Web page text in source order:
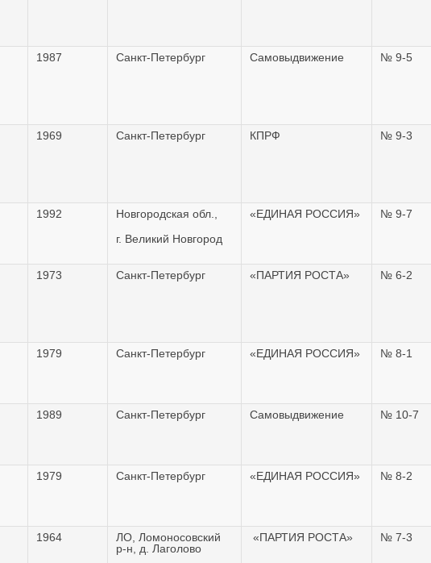
1987 Санкт-Петербург Самовыдвижение № 9-5
1969 Санкт-Петербург КПРФ № 9-3
1992
Новгородская обл.,
г. Великий Новгород
«ЕДИНАЯ РОССИЯ» № 9-7
1973 Санкт-Петербург «ПАРТИЯ РОСТА» № 6-2
1979 Санкт-Петербург «ЕДИНАЯ РОССИЯ» № 8-1
1989 Санкт-Петербург Самовыдвижение № 10-7
1979 Санкт-Петербург «ЕДИНАЯ РОССИЯ» № 8-2
1964
ЛО, Ломоносовский
р-н, д. Лаголово
«ПАРТИЯ РОСТА» № 7-3